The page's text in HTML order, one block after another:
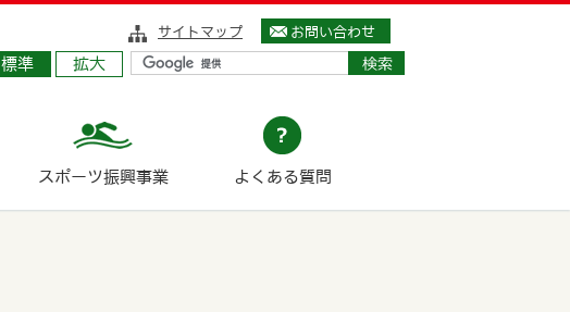
サイトマップ お問い合わせ
標準 拡大
スポーツ振興事業 よくある質問